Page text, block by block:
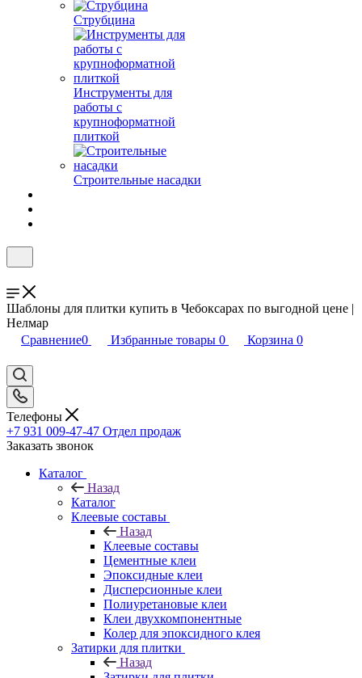
Струбцина
Инструменты для
работы с
крупноформатной
плиткой
Строительные насадки
Шаблоны для плитки купить в Чебоксарах по выгодной цене |
Нелмар
Сравнение0 Избранные товары 0 Корзина 0
Телефоны
+7 931 009-47-47 Отдел продаж
Заказать звонок
Каталог
Назад
Каталог
Клеевые составы
Назад
Клеевые составы
Цементные клеи
Эпоксидные клеи
Дисперсионные клеи
Полиуретановые клеи
Клеи двухкомпонентные
Колер для эпоксидного клея
Затирки для плитки
Назад